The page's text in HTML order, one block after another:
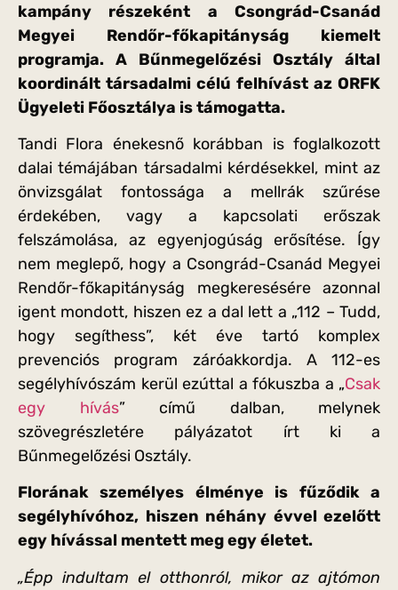
kampány részeként a Csongrád-Csanád
Megyei Rendőr-főkapitányság kiemelt
programja. A Bűnmegelőzési Osztály által
koordinált társadalmi célú felhívást az ORFK
Ügyeleti Főosztálya is támogatta.
Tandi Flora énekesnő korábban is foglalkozott
dalai témájában társadalmi kérdésekkel, mint az
önvizsgálat fontossága a mellrák szűrése
érdekében, vagy a kapcsolati erőszak
felszámolása, az egyenjogúság erősítése. Így
nem meglepő, hogy a Csongrád-Csanád Megyei
Rendőr-főkapitányság megkeresésére azonnal
igent mondott, hiszen ez a dal lett a „112 – Tudd,
hogy segíthess”, két éve tartó komplex
prevenciós program záróakkordja. A 112-es
segélyhívószám kerül ezúttal a fókuszba a „Csak
egy hívás” című dalban, melynek
szövegrészletére pályázatot írt ki a
Bűnmegelőzési Osztály.
Florának személyes élménye is fűződik a
segélyhívóhoz, hiszen néhány évvel ezelőtt
egy hívással mentett meg egy életet.
„Épp indultam el otthonról, mikor az ajtómon